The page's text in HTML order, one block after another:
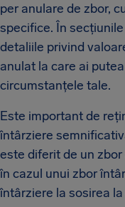
per anulare de zbor,
specifice. În
detaliile privind
anulat la care ai
circumstanțele tale.
Este important de
întârziere
este diferit de un
în cazul unui zbor
întârziere la sosirea